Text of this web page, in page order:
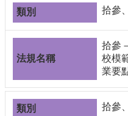
拾參
拾參
校模
業要
拾參